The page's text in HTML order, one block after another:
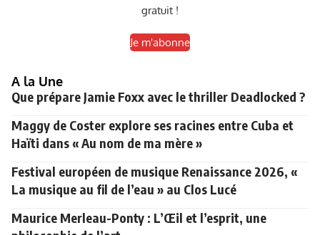
gratuit !
Je m'abonne
A la Une
Que prépare Jamie Foxx avec le thriller Deadlocked ?
Maggy de Coster explore ses racines entre Cuba et
Haïti dans « Au nom de ma mère »
Festival européen de musique Renaissance 2026, «
La musique au fil de l’eau » au Clos Lucé
Maurice Merleau-Ponty : L’Œil et l’esprit, une